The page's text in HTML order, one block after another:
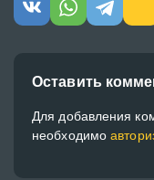
Оставить
Для добавления
необходимо